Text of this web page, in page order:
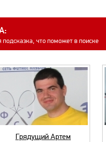
подсказка, что поможет в поиске
Грядущий Артем